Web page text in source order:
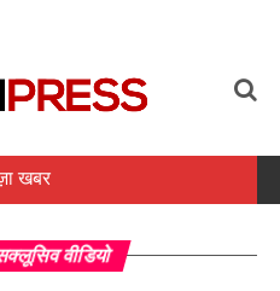
खबर
टेस्ट के दौरान बाहरी सिस्टम को किया
वीडियो